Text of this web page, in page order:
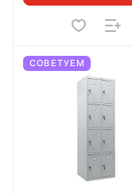
СОВЕТУЕМ